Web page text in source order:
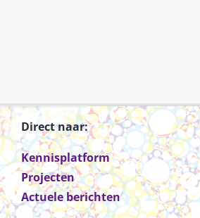
Direct naar:
Kennisplatform
Projecten
Actuele berichten